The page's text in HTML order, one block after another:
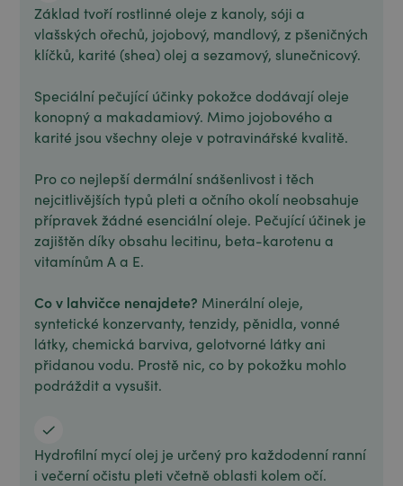
Základ tvoří rostlinné oleje z kanoly, sóji a
vlašských ořechů, jojobový, mandlový, z pšeničných
klíčků, karité (shea) olej a sezamový, slunečnicový.
Speciální pečující účinky pokožce dodávají oleje
konopný a makadamiový. Mimo jojobového a
karité jsou všechny oleje v potravinářské kvalitě.
Pro co nejlepší dermální snášenlivost i těch
nejcitlivějších typů pleti a očního okolí neobsahuje
přípravek žádné esenciální oleje. Pečující účinek je
zajištěn díky obsahu lecitinu, beta-karotenu a
vitamínům A a E.
Co v lahvičce nenajdete? Minerální oleje,
syntetické konzervanty, tenzidy, pěnidla, vonné
látky, chemická barviva, gelotvorné látky ani
přidanou vodu. Prostě nic, co by pokožku mohlo
podráždit a vysušit.
Hydrofilní mycí olej je určený pro každodenní ranní
i večerní očistu pleti včetně oblasti kolem očí.